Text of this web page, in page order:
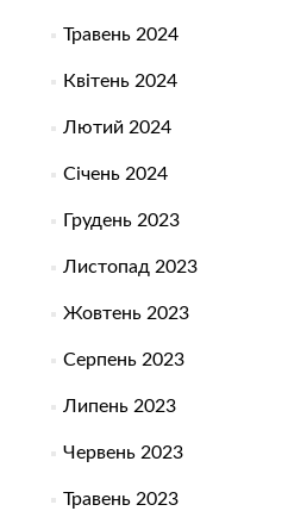
Травень 2024
Квітень 2024
Лютий 2024
Січень 2024
Грудень 2023
Листопад 2023
Жовтень 2023
Серпень 2023
Липень 2023
Червень 2023
Травень 2023